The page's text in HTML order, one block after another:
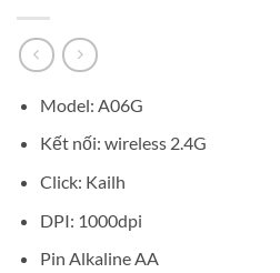
Model: A06G
Kết nối: wireless 2.4G
Click: Kailh
DPI: 1000dpi
Pin Alkaline AA